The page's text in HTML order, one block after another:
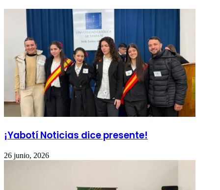
¡Yabotí Noticias dice presente!
26 junio, 2026